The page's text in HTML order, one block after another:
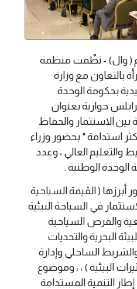
08 أكتوبر 2025 م ( وال) - نظّمت منظمة
بالتعاون مع وزارة
بحكومة الوحدة
حوارية بعنوان
بين الاستثمار والحفاظ
استدامة " بحضور وزراء
والتعليم العالي ، وعدد
الوحدة الوطنية .
أبرزها ( القيمة السياحية
في السياحة البيئية
والفرص السياحية
البحرية والتحديات
الساحلي وإدارة
البيئية ) ، ، وموضوع
إطار التنمية المستدامة